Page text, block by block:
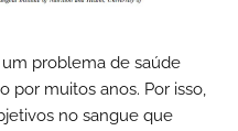
problema de saúde
por muitos anos. Por isso,
no sangue que